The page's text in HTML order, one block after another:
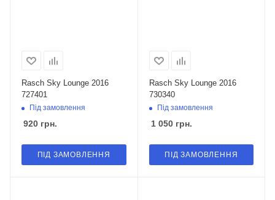
Rasch Sky Lounge 2016
727401
Під замовлення
920 грн.
ПІД ЗАМОВЛЕННЯ
Rasch Sky Lounge 2016
730340
Під замовлення
1 050грн.
ПІД ЗАМОВЛЕННЯ